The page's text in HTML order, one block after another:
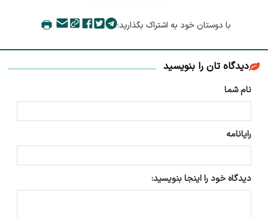
با دوستان خود به اشتراک بگذارید:
دیدگاه تان را بنویسید
نام شما
رایانامه
دیدگاه خود را اینجا بنویسید: